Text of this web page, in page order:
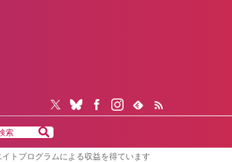
トプログラムによる収益を得ています